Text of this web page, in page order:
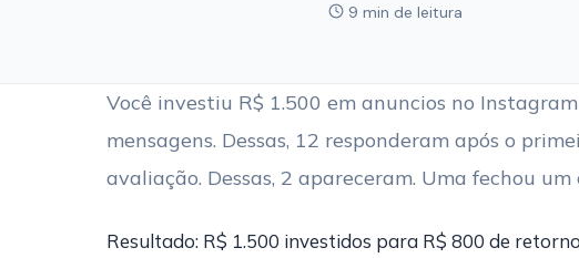
9 min de leitura
Você investiu R$ 1.500 em anuncios no
mensagens. Dessas, 12 responderam após o
avaliação. Dessas, 2 apareceram. Uma fechou
Resultado: R$ 1.500 investidos para R$ 800 de